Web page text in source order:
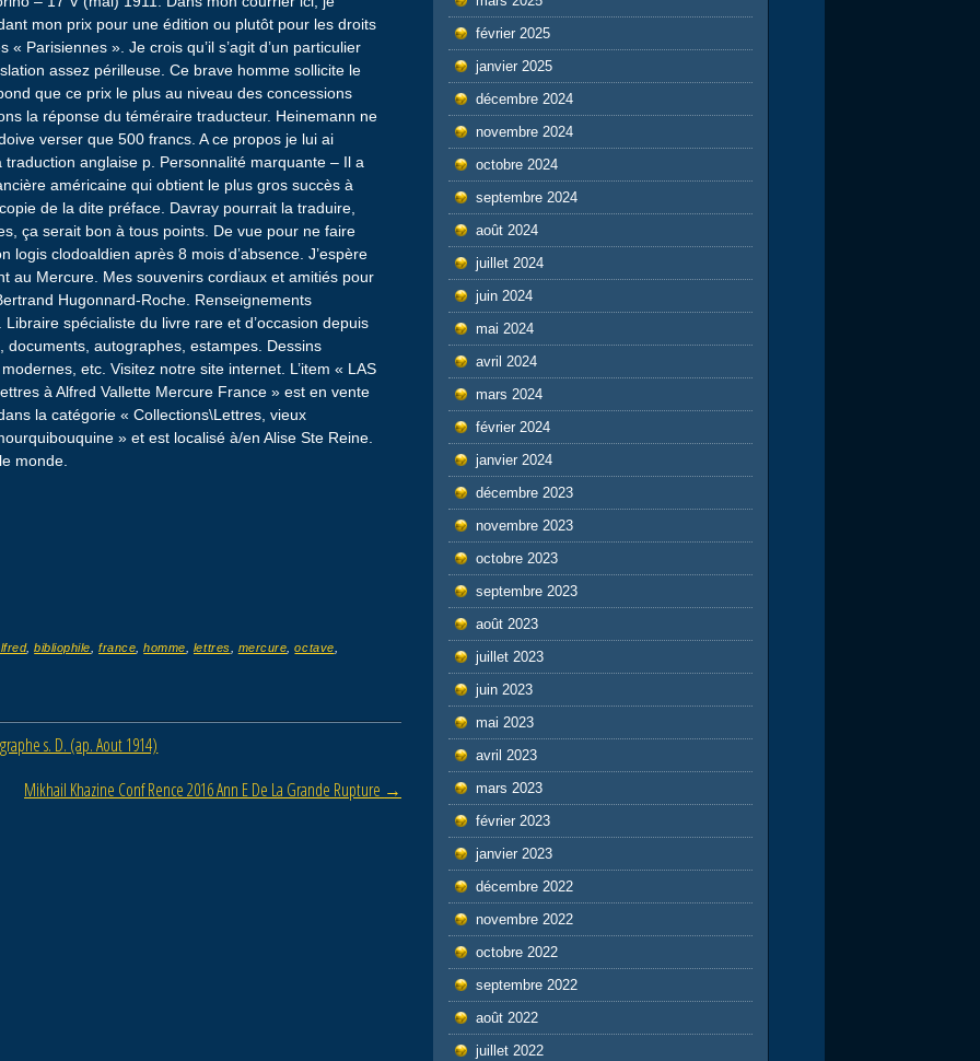
mon prix pour une édition ou plutôt pour les droits
Parisiennes ». Je crois qu’il s’agit d’un particulier
assez périlleuse. Ce brave homme sollicite le
que ce prix le plus au niveau des concessions
la réponse du téméraire traducteur. Heinemann ne
verser que 500 francs. A ce propos je lui ai
anglaise p. Personnalité marquante – Il a
américaine qui obtient le plus gros succès à
de la dite préface. Davray pourrait la traduire,
ça serait bon à tous points. De vue pour ne faire
logis clodoaldien après 8 mois d’absence. J’espère
au Mercure. Mes souvenirs cordiaux et amitiés pour
Hugonnard-Roche. Renseignements
spécialiste du livre rare et d’occasion depuis
autographes, estampes. Dessins
etc. Visitez notre site internet. L’item « LAS
à Alfred Vallette Mercure France » est en vente
la catégorie « Collections\Lettres, vieux
» et est localisé à/en Alise Ste Reine.
monde.
,bibliophile ,france ,homme lettres mercure ,octave
s. D. (ap. Aout 1914)
Mikhail Khazine Conf Rence 2016 Ann E De La Grande Rupture →
février 2025
janvier 2025
décembre 2024
novembre 2024
octobre 2024
septembre 2024
août 2024
juillet 2024
juin 2024
mai 2024
avril 2024
mars 2024
février 2024
janvier 2024
décembre 2023
novembre 2023
octobre 2023
septembre 2023
août 2023
juillet 2023
juin 2023
mai 2023
avril 2023
mars 2023
février 2023
janvier 2023
décembre 2022
novembre 2022
octobre 2022
septembre 2022
août 2022
juillet 2022